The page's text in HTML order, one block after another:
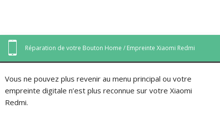
Réparation de votre Bouton Home / Empreinte Xiaomi Redmi
Vous ne pouvez plus revenir au menu principal ou votre
empreinte digitale n’est plus reconnue sur votre Xiaomi
Redmi.